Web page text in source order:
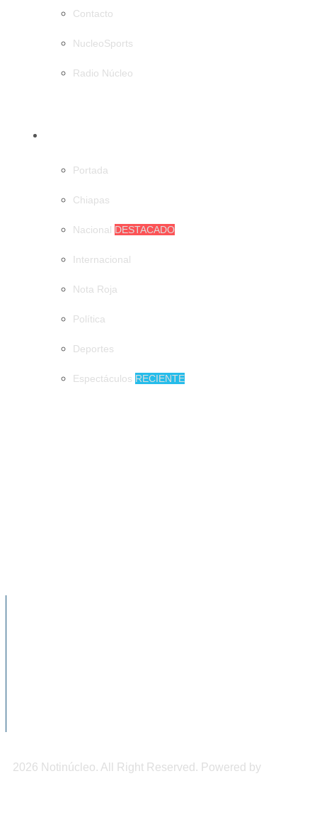
Contacto
NucleoSports
Radio Núcleo
Portada
Chiapas
Nacional DESTACADO
Internacional
Nota Roja
Política
Deportes
Espectáculos RECIENTE
2026 Notinúcleo. All Right Reserved. Powered by